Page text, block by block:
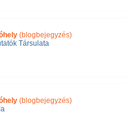
(blogbejegyzés)
Társulata
(blogbejegyzés)